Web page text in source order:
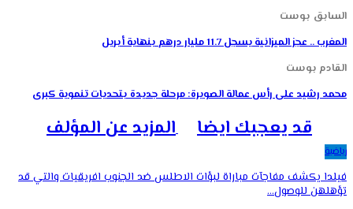
السابق بوست
المغرب .. عجز الميزانية يسجل 11.7 مليار درهم بنهاية أبريل
القادم بوست
محمد رشيد على رأس عمالة الصويرة: مرحلة جديدة بتحديات تنموية كبرى
قد يعجبك ايضا المزيد عن المؤلف
رياضية
فيلدا يكشف مفاجآت مباراة لبؤات الاطلس ضد الجنوب افريقيات والتي قد
تؤهلهن للوصول…